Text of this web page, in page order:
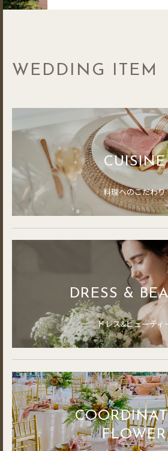
WEDDING ITEM
CUISINE
料理へのこだわり
DRESS &
ドレス&ビューティ
FLOWER